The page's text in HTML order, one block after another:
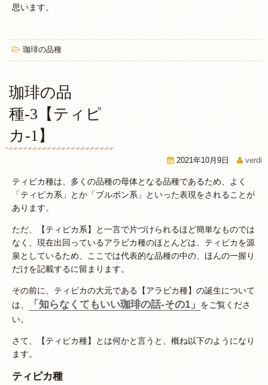
思います。
珈琲の品種
珈琲の品
種-3【ティピ
カ-1】
2021年10月9日 verdi
ティピカ種は、多くの品種の母体となる品種であるため、よく
「ティピカ系」とか「ブルボン系」といった表現をされることが
あります。
ただ、【ティピカ系】と一言で片づけられるほど簡単なものでは
なく、現在出回っているアラビカ種のほとんどは、ティピカを源
泉としているため、ここでは代表的な品種の中の、ほんの一握り
だけを記載するに留まります。
その前に、ティピカの大元である【アラビカ種】の誕生について
は、
「知らなくてもいい珈琲の話-その1」
をご覧くださ
い。
さて、【ティピカ種】とは何かと言うと、概ね以下のようになり
ます。
ティピカ種